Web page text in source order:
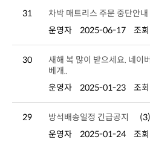
31
차박 매트리스 주문 중단안내
운영자
2025-06-17 조
30
베개..
운영자
2025-01-23 조
29 방석배송일정 긴급공지
(3)
운영자
2025-01-24 조